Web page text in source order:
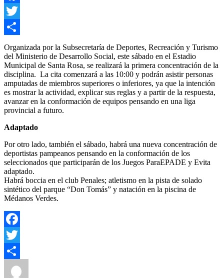
por
las
lluvias.
Facebook
Twitter
Compartir
Organizada por la Subsecretaría de Deportes, Recreación y Turismo
del Ministerio de Desarrollo Social, este sábado en el Estadio
Municipal de Santa Rosa, se realizará la primera concentración de la
disciplina. La cita comenzará a las 10:00 y podrán asistir personas
amputadas de miembros superiores o inferiores, ya que la intención
es mostrar la actividad, explicar sus reglas y a partir de la respuesta,
avanzar en la conformación de equipos pensando en una liga
provincial a futuro.
Adaptado
Por otro lado, también el sábado, habrá una nueva concentración de
deportistas pampeanos pensando en la conformación de los
seleccionados que participarán de los Juegos ParaEPADE y Evita
adaptado.
Habrá boccia en el club Penales; atletismo en la pista de solado
sintético del parque “Don Tomás” y natación en la piscina de
Médanos Verdes.
Facebook
Twitter
Compartir